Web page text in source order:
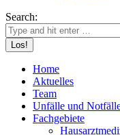
Search:
Home
Aktuelles
Team
Unfälle und
Fachgebiete